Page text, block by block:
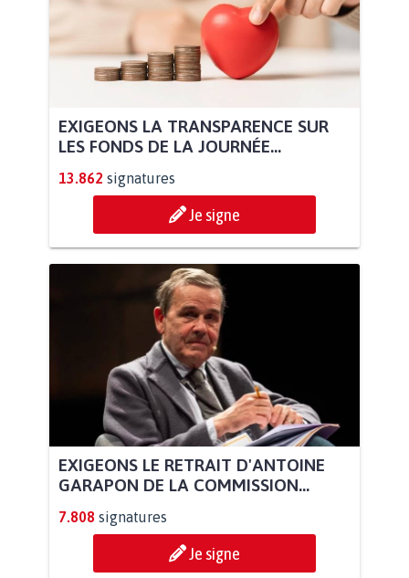
EXIGEONS LA TRANSPARENCE SUR
LES FONDS DE LA JOURNÉE...
13.862 signatures
Je signe
EXIGEONS LE RETRAIT D'ANTOINE
GARAPON DE LA COMMISSION...
7.808 signatures
Je signe